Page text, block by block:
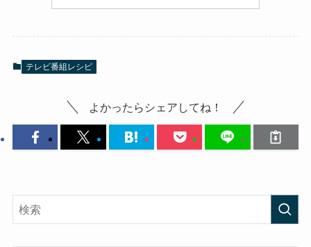
テレビ番組レシピ
よかったらシェアしてね！